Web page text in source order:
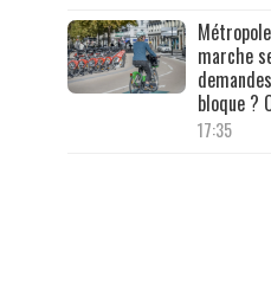
marche
bloque ?
17:35